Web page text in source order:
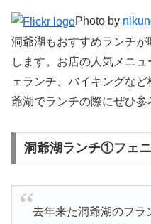
Photo by
洞爺湖もおすすめランチ
します。お店の人気メニ
ェランチ、バイキングな
爺湖でランチの際にぜひ参
洞爺湖ランチ①フェ
去年来た洞爺湖のフラ